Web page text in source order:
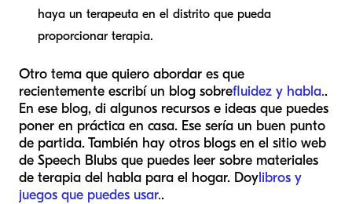
haya un terapeuta en el distrito que pueda
proporcionar terapia.
Otro tema que quiero abordar es que
recientemente escribí un blog sobrefluidez y habla..
En ese blog, di algunos recursos e ideas que puedes
poner en práctica en casa. Ese sería un buen punto
de partida. También hay otros blogs en el sitio web
de Speech Blubs que puedes leer sobre materiales
de terapia del habla para el hogar. Doy libros y
juegos que puedes usar..